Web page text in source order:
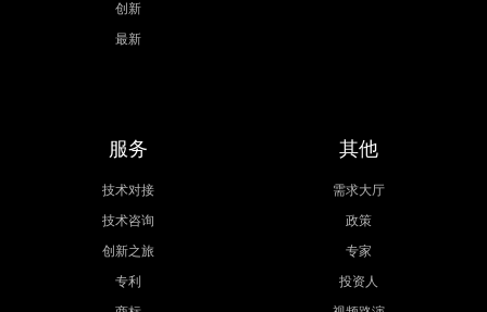
创新
最新
服务
技术对接
技术咨询
创新之旅
专利
其他
需求大厅
政策
专家
投资人